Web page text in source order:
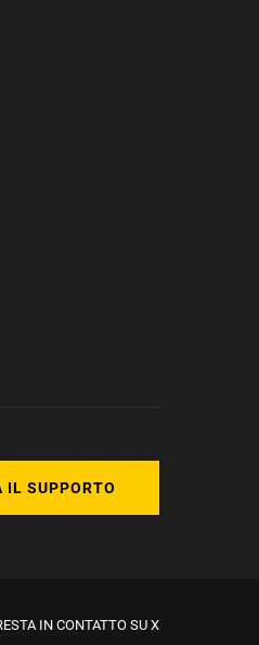
IL SUPPORTO
IN CONTATTO SU X